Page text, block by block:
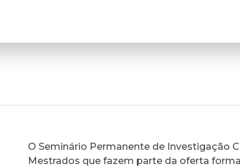
O Seminário Permanente de Investigação
Mestrados que fazem parte da oferta